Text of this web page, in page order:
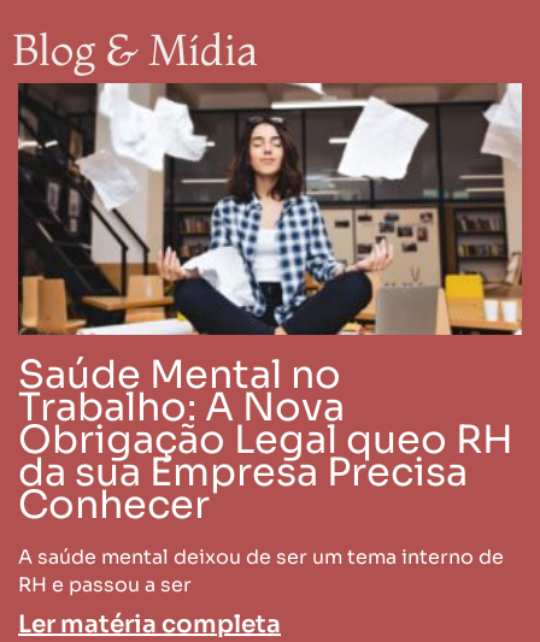
Blog & Mídia
Saúde Mental no
Trabalho: A Nova
Obrigação Legal queo RH
da sua Empresa Precisa
Conhecer
A saúde mental deixou de ser um tema interno de
RH e passou a ser
Ler matéria completa